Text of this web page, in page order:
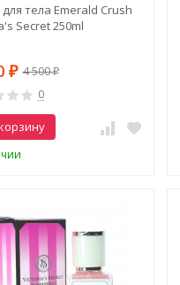
тела Emerald Crush
Secret 250ml
₽ 4 500₽
0